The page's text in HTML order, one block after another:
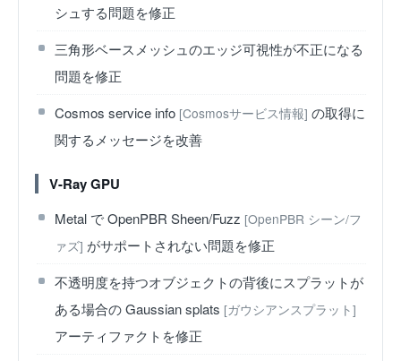
シュする問題を修正
三角形ベースメッシュのエッジ可視性が不正になる
問題を修正
Cosmos service info [Cosmosサービス情報] の取得に
関するメッセージを改善
V-Ray GPU
Metal で OpenPBR Sheen/Fuzz [OpenPBR シーン/フ
ァズ] がサポートされない問題を修正
不透明度を持つオブジェクトの背後にスプラットが
ある場合の Gaussian splats [ガウシアンスプラット]
アーティファクトを修正